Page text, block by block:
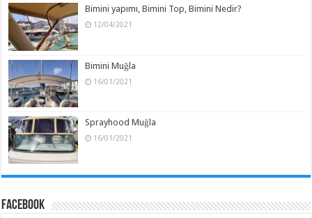
Bimini yapımı, Bimini Top, Bimini Nedir?
12/04/2021
Bimini Muğla
16/01/2021
Sprayhood Muğla
16/01/2021
Facebook